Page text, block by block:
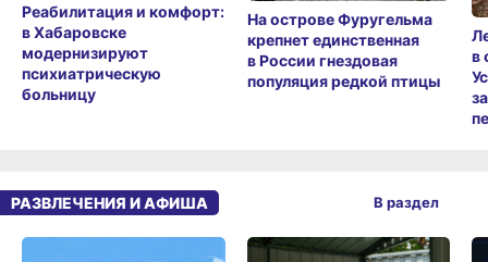
Реабилитация и комфорт:
в Хабаровске
модернизируют
психиатрическую
больницу
На острове Фуругельма
крепнет единственная
в России гнездовая
популяция редкой птицы
в
РАЗВЛЕЧЕНИЯ И АФИША В раздел